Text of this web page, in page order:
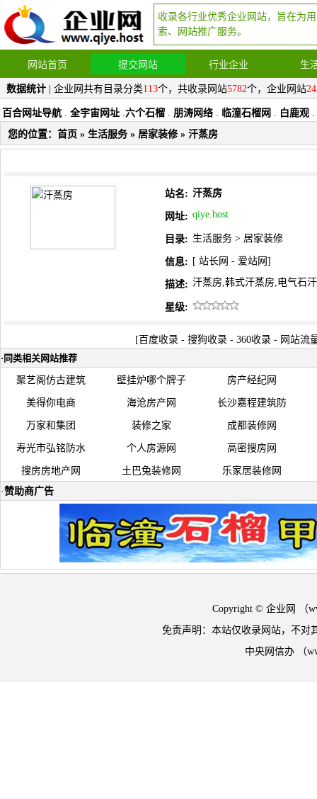
收录各行业优秀企业网站，旨在为
索、网站推广服务。
网站首页 提交网站 行业企业 生
数据统计 | 企业网共有目录分类113个，共收录网站5782个，企业网站
百合网址导航 . 全宇宙网址 .六个石榴 . 朋涛网络 . 临潼石榴网 . 白鹿观 .
您的位置： 首页 » 生活服务 » 居家装修» 汗蒸房
站名: 汗蒸房
网址: qiye.host
目录: 生活服务 > 居家装修
信息: [ 站长网 - 爱站网 ]
描述: 汗蒸房,韩式汗蒸房,电气石
星级:
[ 百度收录 - 搜狗收录 - 360收录 - 网站流
· 同类相关网站推荐
聚艺阁仿古建筑 壁挂炉哪个牌子 房产经纪网
美得你电商 海沧房产网 长沙嘉程建筑防
万家和集团 装修之家 成都装修网
寿光市弘铭防水 个人房源网 高密搜房网
搜房房地产网 土巴兔装修网
乐家居装修网
·赞助商广告
Copyright © 企业网 （
免责声明：本站仅收录网站，不对
中央网信办 （